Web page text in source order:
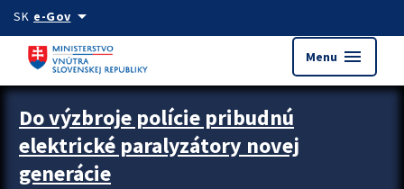
Preskocit na hlavný obsah
SK e-Govarrow_drop_down
Menu menu
Zastavit automatický posun upútavok
Do výzbroje polície pribudnú
elektrické paralyzátory novej
generácie